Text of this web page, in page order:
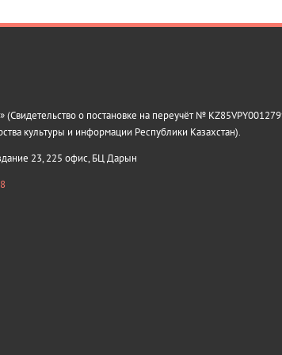
о постановке на переучёт №
культуры и информации Республики Казахстан).
23, 225 офис, БЦ Дарын